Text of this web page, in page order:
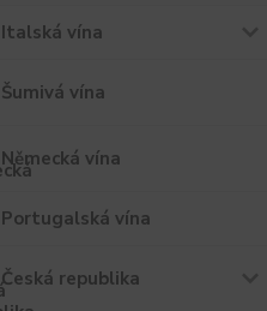
Italská vína
Šumivá vína
Německá vína
Portugalská vína
Česká republika